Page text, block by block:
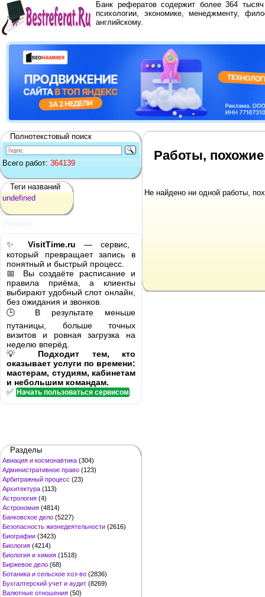
Банк рефератов содержит более 364
психологии, экономике, менеджменту,
английскому.
Полнотекстовый поиск
Всего работ: 364139
Теги названий
undefined
✨ VisitTime.ru — сервис,
который превращает запись в
понятный и быстрый процесс.
📅 Вы создаёте расписание и
правила приёма, а клиенты
выбирают удобный слот онлайн,
без ожидания и звонков.
🕒 В результате меньше
путаницы, больше точных
визитов и ровная загрузка на
неделю вперёд.
💡 Подходит тем, кто
оказывает услуги по времени:
мастерам, студиям, кабинетам
и небольшим командам.
✅ Начать пользоваться сервисом
Разделы
Авиация и космонавтика (304)
Административное право (123)
Арбитражный процесс (23)
Архитектура (113)
Астрология (4)
Астрономия (4814)
Банковское дело (5227)
Безопасность жизнедеятельности (2616)
Биографии (3423)
Биология (4214)
Биология и химия (1518)
Биржевое дело (68)
Ботаника и сельское хоз-во (2836)
Бухгалтерский учет и аудит (8269)
Валютные отношения (50)
Работы,
Не найдено ни одной работы,